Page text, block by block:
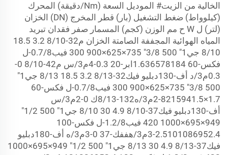
الخالية من الزيت# الموديل السعة (Nm/دقيقة) المحرك
(كيلوواط) ضغط التشغيل (بار) قطر المخرج (DN) الخزان
(لتر) ل W ح مم الوزن (كجم) المسمار صفر فقدان تبريد
المياه الهوائية المجففة الصامتة الخزان م32-8/10 3.2 18.5
8/10 جي1" 500 3/8" 735×625×900 300 فيب0.7/8-ل
فكس-60 1.636578184ابر-20 0.3-4م3/س م42-8/10 0-
0.3م3/د أف-130دبليو فيك32-8/13 3.2 18.5 8/13 جي1"
500 3/8" 735×625×900 300 فيب0.7/8-ل فكس-60
1.7×8215941.5-2م3/ه132-8/13ك 0-2م3/س
أف-130دبليو فيك37-8/10 4.9 30 8/10 جي1" 500 1/2"
949×695×1000 420 فيب1.2/8-ل فكس-100
2.5101086952.4-3م3/هففك-37 0-3م3/ه أف-180دبليو
فيك37-8/13 4.9 30 8/13 جي1" 500 1/2" 949×695×1000